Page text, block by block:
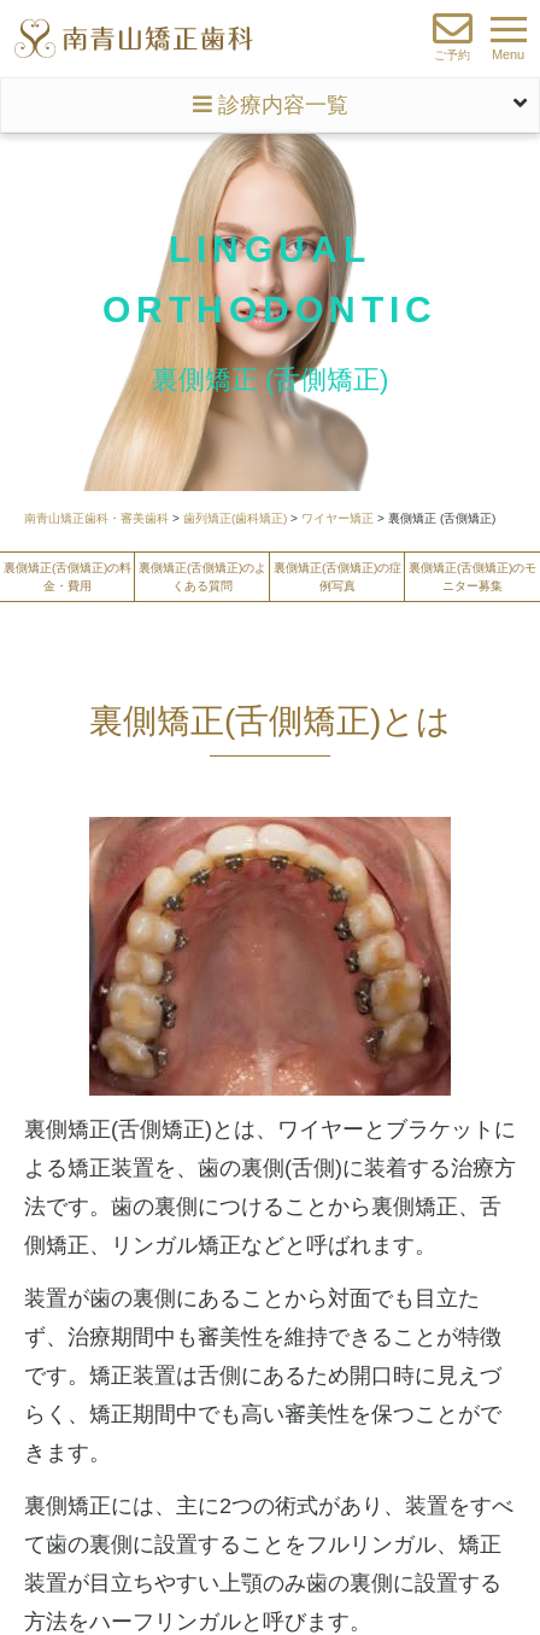
ご予約 Menu
診療内容一覧
LINGUAL
ORTHODONTIC
裏側矯正 (舌側矯正)
南青山矯正歯科・審美歯科 > 歯列矯正(歯科矯正) > ワイヤー矯正 > 裏側矯正 (舌側矯正)
裏側矯正(舌側矯正)の料
金・費用
裏側矯正(舌側矯正)のよ
くある質問
裏側矯正(舌側矯正)の症
例写真
裏側矯正(舌側矯正)のモ
ニター募集
裏側矯正(舌側矯正)とは
裏側矯正(舌側矯正)とは、ワイヤーとブラケットに
よる矯正装置を、歯の裏側(舌側)に装着する治療方
法です。歯の裏側につけることから裏側矯正、舌
側矯正、リンガル矯正などと呼ばれます。
装置が歯の裏側にあることから対面でも目立た
ず、治療期間中も審美性を維持できることが特徴
です。矯正装置は舌側にあるため開口時に見えづ
らく、矯正期間中でも高い審美性を保つことがで
きます。
裏側矯正には、主に2つの術式があり、装置をすべ
て歯の裏側に設置することをフルリンガル、矯正
装置が目立ちやすい上顎のみ歯の裏側に設置する
方法をハーフリンガルと呼びます。